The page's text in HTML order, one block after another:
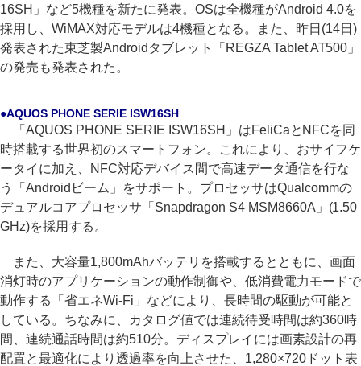
16SH」など5機種を新たに発表。OSは全機種がAndroid 4.0を
採用し、WiMAX対応モデルは4機種となる。また、昨日(14日)
発表された東芝製Androidタブレット「REGZA Tablet AT500」
の発売も発表された。
●AQUOS PHONE SERIE ISW16SH
「AQUOS PHONE SERIE ISW16SH」はFeliCaとNFCを同
時搭載する世界初のスマートフォン。これにより、おサイフケ
ータイに加え、NFC対応デバイス間で高速データ通信を行な
う「Androidビーム」をサポート。プロセッサはQualcommの
デュアルコアプロセッサ「Snapdragon S4 MSM8660A」(1.50
GHz)を採用する。
また、大容量1,800mAhバッテリを搭載するとともに、画面
消灯時のアプリケーションの動作制御や、低消費電力モードで
動作する「省エネWi-Fi」などにより、長時間の駆動が可能と
している。ちなみに、カタログ値では連続待受時間は約360時
間、連続通話時間は約510分。ディスプレイには画素設計の再
配置と最適化により透過率を向上させた、1,280×720ドット表